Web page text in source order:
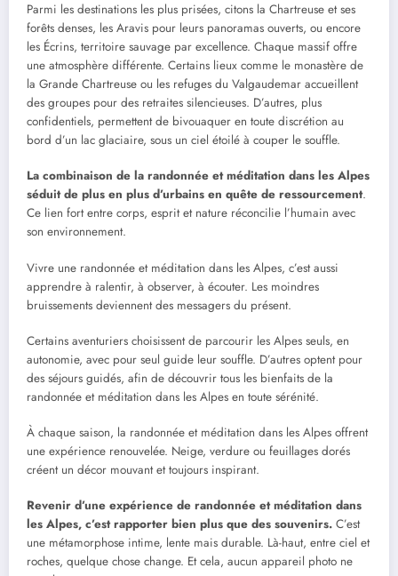
Parmi les destinations les plus prisées, citons la Chartreuse et ses
forêts denses, les Aravis pour leurs panoramas ouverts, ou encore
les Écrins, territoire sauvage par excellence. Chaque massif offre
une atmosphère différente. Certains lieux comme le monastère de
la Grande Chartreuse ou les refuges du Valgaudemar accueillent
des groupes pour des retraites silencieuses. D’autres, plus
confidentiels, permettent de bivouaquer en toute discrétion au
bord d’un lac glaciaire, sous un ciel étoilé à couper le souffle.
La combinaison de la randonnée et méditation dans les Alpes
séduit de plus en plus d’urbains en quête de ressourcement.
Ce lien fort entre corps, esprit et nature réconcilie l’humain avec
son environnement.
Vivre une randonnée et méditation dans les Alpes, c’est aussi
apprendre à ralentir, à observer, à écouter. Les moindres
bruissements deviennent des messagers du présent.
Certains aventuriers choisissent de parcourir les Alpes seuls, en
autonomie, avec pour seul guide leur souffle. D’autres optent pour
des séjours guidés, afin de découvrir tous les bienfaits de la
randonnée et méditation dans les Alpes en toute sérénité.
À chaque saison, la randonnée et méditation dans les Alpes offrent
une expérience renouvelée. Neige, verdure ou feuillages dorés
créent un décor mouvant et toujours inspirant.
Revenir d’une expérience de randonnée et méditation dans
les Alpes, c’est rapporter bien plus que des souvenirs. C’est
une métamorphose intime, lente mais durable. Là-haut, entre ciel et
roches, quelque chose change. Et cela, aucun appareil photo ne